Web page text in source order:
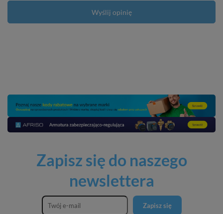
Wyślij opinię
Zapisz się do naszego
newslettera
Zapisz się